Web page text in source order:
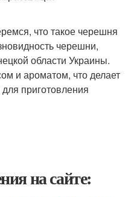
что такое черешня
черешни,
области Украины.
и ароматом, что делает
приготовления
на сайте: